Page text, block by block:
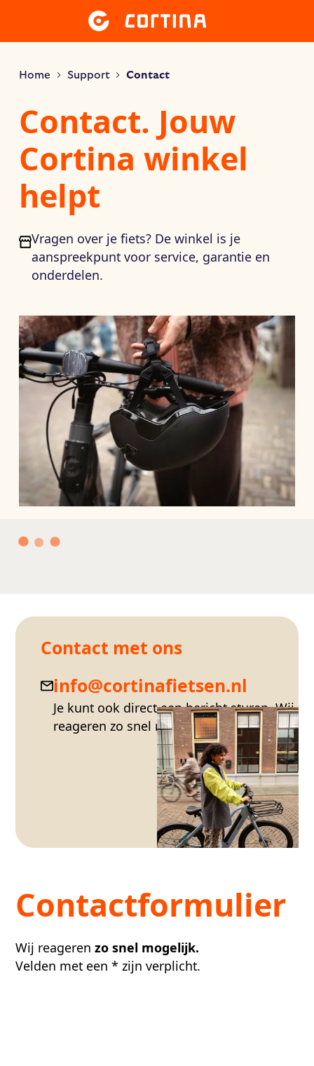
Home Support Contact
Contact. Jouw
Cortina winkel
helpt
Vragen over je fiets? De winkel is je
aanspreekpunt voor service, garantie en
onderdelen.
Contact met ons
info@cortinafietsen.nl
Je kunt ook direct een bericht sturen. Wij
reageren zo snel mogelijk.
Contactformulier
Wij reageren zo snel mogelijk.
Velden met een * zijn verplicht.